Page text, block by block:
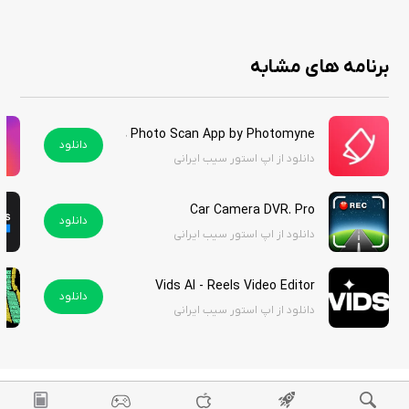
گسترده فیلترها و امکانات ویرایشی خود، به کسانی که می‌خواهند
عکس‌هایشان را متمایز کنند، فرصتی عالی می‌دهد. این برنامه را از سیب ایرانی
دانلود کنید.
برنامه های مشابه
Photo Scan App by Photomyne هک شده
دانلود از اپ استور سیب ایرانی
دانلود
Car Camera DVR. Pro
دانلود از اپ استور سیب ایرانی
دانلود
Vids AI - Reels Video Editor
دانلود از اپ استور سیب ایرانی
دانلود